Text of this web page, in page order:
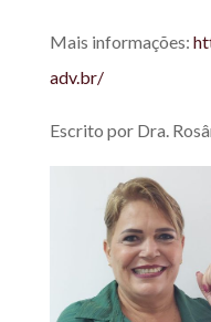
Mais informações:
adv.br/
Escrito por Dra.